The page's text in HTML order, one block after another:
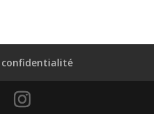
confidentialité